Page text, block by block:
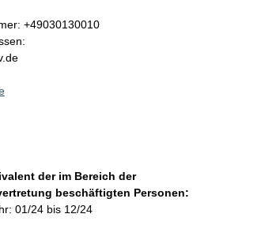
+49030130010
der im Bereich der
beschäftigten Personen:
01/24 bis 12/24